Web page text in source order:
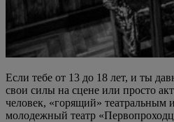
Если тебе от 13 до 18 лет, и ты
свои силы на сцене или просто
человек, «горящий» театральным
молодежный театр